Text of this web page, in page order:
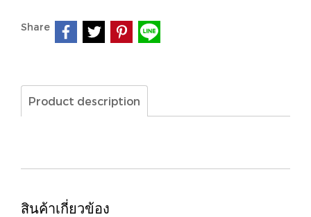
Share
Product description
สินค้าเกี่ยวข้อง